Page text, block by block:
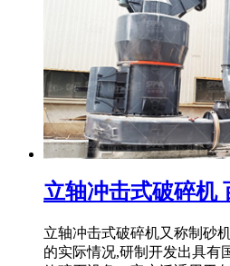
立轴冲击式破碎机
立轴冲击式破碎机又称制砂
的实际情况,研制开发出具有